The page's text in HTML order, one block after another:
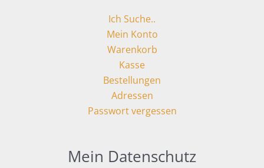
Ich Suche..
Mein Konto
Warenkorb
Kasse
Bestellungen
Adressen
Passwort vergessen
Mein Datenschutz